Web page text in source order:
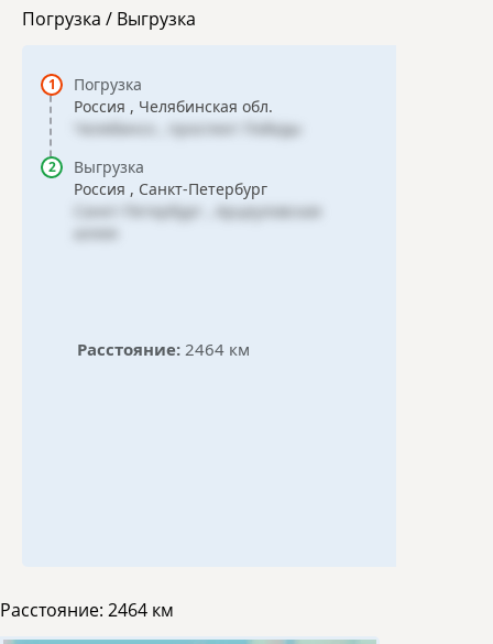
Погрузка / Выгрузка
Погрузка
Россия , Челябинская обл.
Челябинск , проспект Победы
Выгрузка
Россия , Санкт-Петербург
Санкт-Петербург , Арцеуловская
аллея
Расстояние: 2464 км
Расстояние: 2464 км